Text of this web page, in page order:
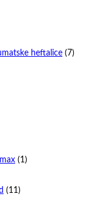
heftalice (7)
(1)
(11)